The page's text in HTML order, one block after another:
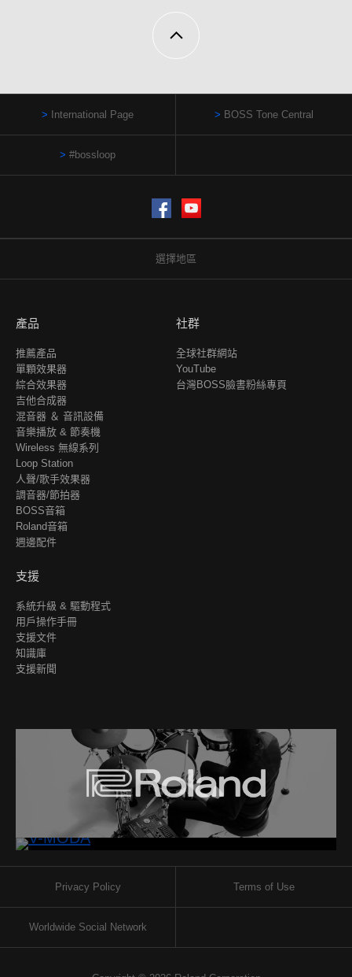
International Page BOSS Tone Central
#bossloop
FacebookYouTube
選擇地區
產品
推薦產品
單顆效果器
綜合效果器
吉他合成器
混音器 ＆ 音訊設備
音樂播放 & 節奏機
Wireless 無線系列
Loop Station
人聲/歌手效果器
調音器/節拍器
BOSS音箱
Roland音箱
週邊配件
社群
全球社群網站
YouTube
台灣BOSS臉書粉絲專頁
支援
系統升級 & 驅動程式
用戶操作手冊
支援文件
知識庫
支援新聞
Privacy Policy Terms of Use
Worldwide Social Network